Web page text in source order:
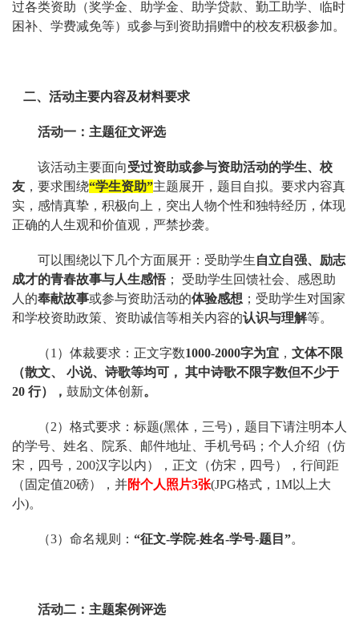
过各类资助（奖学金、助学金、助学贷款、勤工助学、临时
困补、学费减免等）或参与到资助捐赠中的校友积极参加。
二、活动主要内容及材料要求
活动一：主题征文评选
该活动主要面向受过资助或参与资助活动的学生、校
友 ，要求围绕“学生资助”主题展开，题目自拟。要求内容真
实，感情真挚，积极向上，突出人物个性和独特经历，体现
正确的人生观和价值观，严禁抄袭。
可以围绕以下几个方面展开：受助学生自立自强、励志
成才的青春故事与人生感悟； 受助学生回馈社会、感恩助
人的奉献故事或参与资助活动的体验感想 ；受助学生对国家
和学校资助政策、资助诚信等相关内容的认识与理解等。
（1）体裁要求：正文字数1000-2000字为宜 ， 文体不限
（散文、 小说、诗歌等均可， 其中诗歌不限字数但不少于
20 行）， 鼓励文体创新。
（2） 格式要求：标题(黑体，三号)，题目下请注明本人
的学号、姓名、院系、邮件地址、手机号码；个人介绍（仿
宋，四号，200汉字以内），正文（仿宋，四号），行间距
（固定值20磅），并附个人照片3张(JPG格式，1M以上大
小)。
（3）命名规则： “征文-学院-姓名-学号-题目”。
活动二：主题案例评选